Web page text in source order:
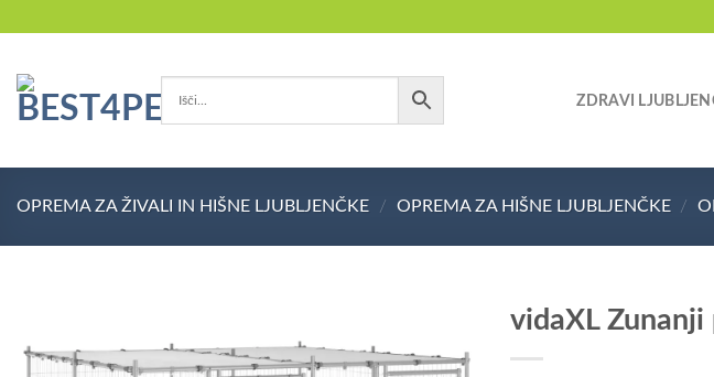
ZDRAVI
OPREMA ZA ŽIVALI IN HIŠNE LJUBLJENČKE / OPREMA ZA HIŠNE LJUBLJENČKE /
vidaXL